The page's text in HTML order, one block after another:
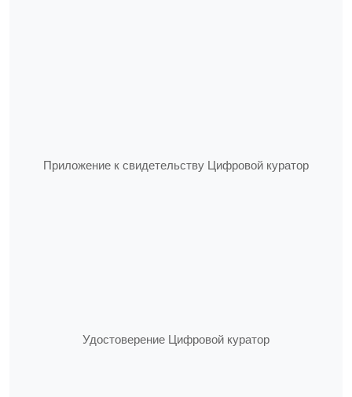
Приложение к свидетельству Цифровой куратор
Удостоверение Цифровой куратор